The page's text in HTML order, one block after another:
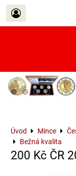
Úvod Mince
Bežná kvalita
200 Kč ČR